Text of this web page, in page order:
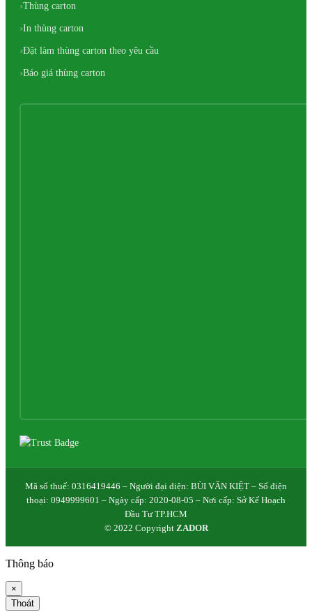
Thùng carton
In thùng carton
Đặt làm thùng carton theo yêu cầu
Báo giá thùng carton
Mã số thuế: 0316419446 – Người đại diện: BÙI VĂN KIỆT – Số điện
thoại: 0949999601 – Ngày cấp: 2020-08-05 – Nơi cấp: Sở Kế Hoạch
Đầu Tư TP.HCM
© 2022 Copyright ZADOR
Thông báo
×
Thoát